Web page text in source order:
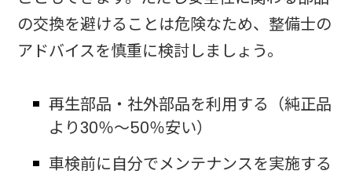
の交換を避けることは危険なため、整備士の
アドバイスを慎重に検討しましょう。​
再生部品・社外部品を利用する（純正品
より30％～50％安い）
車検前に自分でメンテナンスを実施する